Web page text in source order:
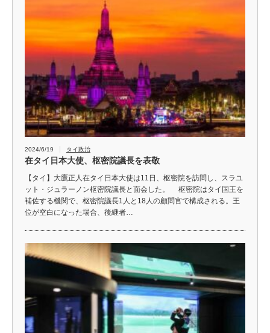
2024/6/19 タイ政治
在タイ日本大使、枢密院議長を表敬
【タイ】大鷹正人在タイ日本大使は11日、枢密院を訪問し、スラユ
ット・ジュラーノン枢密院議長と面会した。 枢密院はタイ国王を
補佐する機関で、枢密院議長1人と18人の顧問官で構成される。王
位が空白になった場合、後継者…